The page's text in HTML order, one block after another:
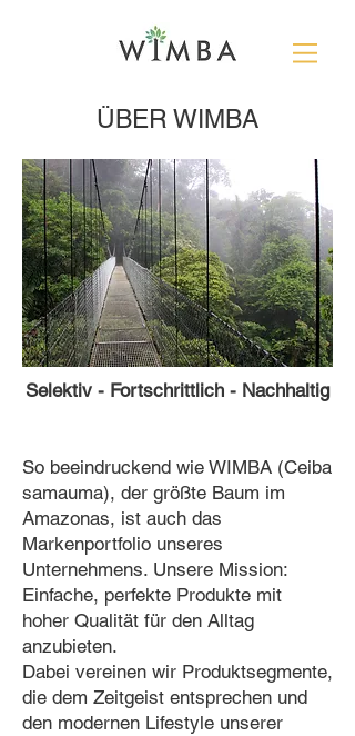
ÜBER WIMBA
Selektiv - Fortschrittlich - Nachhaltig
So beeindruckend wie WIMBA (Ceiba
samauma), der größte Baum im
Amazonas, ist auch das
Markenportfolio unseres
Unternehmens. Unsere Mission:
Einfache, perfekte Produkte mit
hoher Qualität für den Alltag
anzubieten.
Dabei vereinen wir Produktsegmente,
die dem Zeitgeist entsprechen und
den modernen Lifestyle unserer